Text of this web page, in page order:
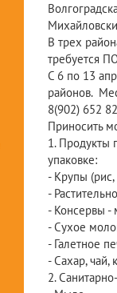
В трех
требуется
С 6 по 13
районов.
8(902) 652
Приносить
1. Продукты
упаковке:
- Крупы
-
- Консервы -
- Сухое
- Галетное
- Сахар, чай,
2.